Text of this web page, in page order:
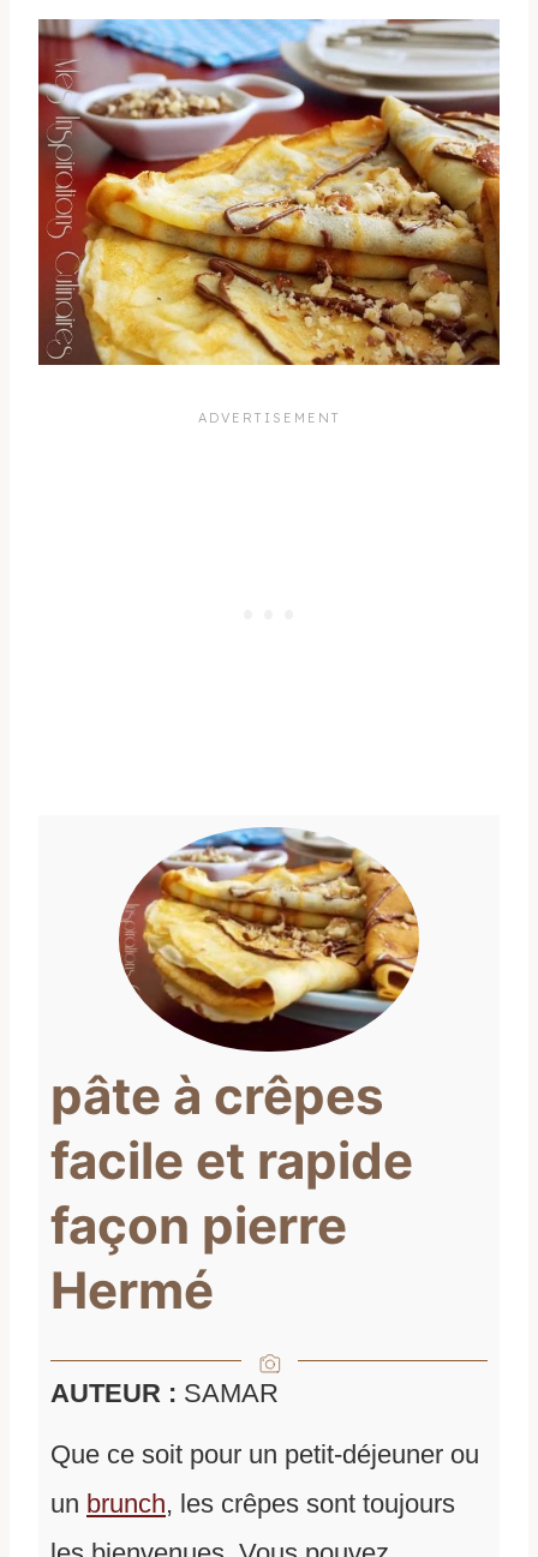
pâte à crêpes
facile et rapide
façon pierre
Hermé
AUTEUR : SAMAR
Que ce soit pour un petit-déjeuner ou
un brunch, les crêpes sont toujours